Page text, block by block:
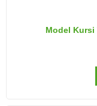
Model Kursi